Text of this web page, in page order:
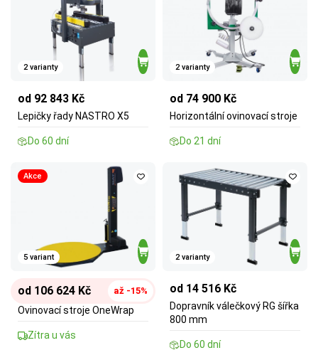
2 varianty
od 92 843 Kč
Lepičky řady NASTRO X5
Do 60 dní
2 varianty
od 74 900 Kč
Horizontální ovinovací stroje
Do 21 dní
Akce
5 variant
od 106 624 Kč až -15%
Ovinovací stroje OneWrap
Zítra u vás
2 varianty
od 14 516 Kč
Dopravník válečkový RG šířka
800 mm
Do 60 dní